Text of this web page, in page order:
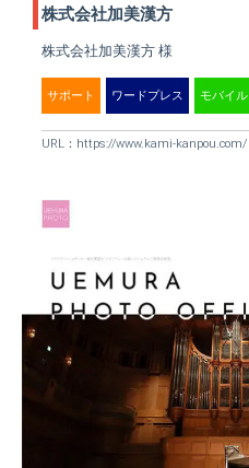
株式会社加美漢方
株式会社加美漢方 様
サポート ワードプレス モバイル
URL： https://www.kami-kanpou.com/